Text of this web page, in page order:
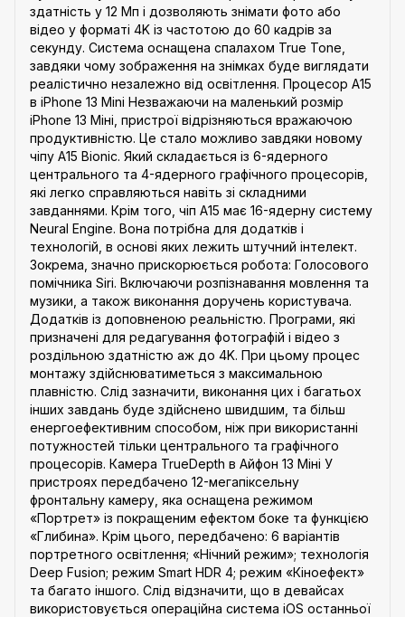
здатність у 12 Мп і дозволяють знімати фото або
відео у форматі 4K із частотою до 60 кадрів за
секунду. Система оснащена спалахом True Tone,
завдяки чому зображення на знімках буде виглядати
реалістично незалежно від освітлення. Процесор A15
в iPhone 13 Mini Незважаючи на маленький розмір
iPhone 13 Міні, пристрої відрізняються вражаючою
продуктивністю. Це стало можливо завдяки новому
чіпу A15 Bionic. Який складається із 6-ядерного
центрального та 4-ядерного графічного процесорів,
які легко справляються навіть зі складними
завданнями. Крім того, чіп A15 має 16-ядерну систему
Neural Engine. Вона потрібна для додатків і
технологій, в основі яких лежить штучний інтелект.
Зокрема, значно прискорюється робота: Голосового
помічника Siri. Включаючи розпізнавання мовлення та
музики, а також виконання доручень користувача.
Додатків із доповненою реальністю. Програми, які
призначені для редагування фотографій і відео з
роздільною здатністю аж до 4K. При цьому процес
монтажу здійснюватиметься з максимальною
плавністю. Слід зазначити, виконання цих і багатьох
інших завдань буде здійснено швидшим, та більш
енергоефективним способом, ніж при використанні
потужностей тільки центрального та графічного
процесорів. Камера TrueDepth в Айфон 13 Міні У
пристроях передбачено 12-мегапіксельну
фронтальну камеру, яка оснащена режимом
«Портрет» із покращеним ефектом боке та функцією
«Глибина». Крім цього, передбачено: 6 варіантів
портретного освітлення; «Нічний режим»; технологія
Deep Fusion; режим Smart HDR 4; режим «Кіноефект»
та багато іншого. Слід відзначити, що в девайсах
використовується операційна система iOS останньої